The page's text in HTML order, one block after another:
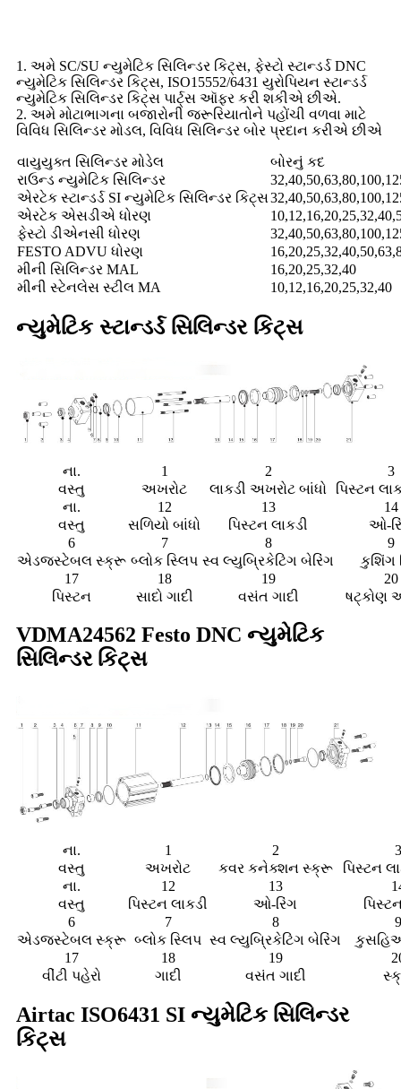
1. અમે SC/SU ન્યુમેટિક સિલિન્ડર કિટ્સ, ફેસ્ટો સ્ટાન્ડર્ડ DNC
ન્યુમેટિક સિલિન્ડર કિટ્સ, ISO15552/6431 યુરોપિયન સ્ટાન્ડર્ડ
ન્યુમેટિક સિલિન્ડર કિટ્સ પાર્ટ્સ ઑફર કરી શકીએ છીએ.
2. અમે મોટાભાગના બજારોની જરૂરિયાતોને પહોંચી વળવા માટે
વિવિધ સિલિન્ડર મોડલ, વિવિધ સિલિન્ડર બોર પ્રદાન કરીએ છીએ
વાયુયુક્ત સિલિન્ડર મોડેલ
બોરનું કદ
રાઉન્ડ ન્યુમેટિક સિલિન્ડર
એરટેક સ્ટાન્ડર્ડ SI ન્યુમેટિક સિલિન્ડર કિટ્સ
એરટેક એસડીએ ધોરણ
ફેસ્ટો ડીએનસી ધોરણ
FESTO ADVU ધોરણ
મીની સિલિન્ડર MAL
16,20,25,32,40
મીની સ્ટેનલેસ સ્ટીલ MA
10,12,16,20,25,32,40
ન્યુમેટિક સ્ટાન્ડર્ડ સિલિન્ડર કિટ્સ
ના. 1 2
3
વસ્તુ
અખરોટ લાકડી અખરોટ બાંધો
પિસ્ટન
ના.
12 13
14
વસ્તુ
સળિયો બાંધો પિસ્ટન લાકડી
ઓ-
6
7 8
9
એડજસ્ટેબલ સ્ક્રૂ બ્લોક સ્લિપ સ્વ લ્યુબ્રિકેટિંગ બેરિંગ
કુશિંગ
17
18 19
20
પિસ્ટન
સાદો ગાદી વસંત ગાદી ષટ્કોણ
VDMA24562 Festo DNC ન્યુમેટિક
સિલિન્ડર કિટ્સ
ના. 1 2
3
વસ્તુ
અખરોટ કવર કનેક્શન સ્ક્રૂ
પિસ્ટન
ના.
12 13
વસ્તુ
પિસ્ટન લાકડી ઓ-રિંગ
6
7 8
9
એડજસ્ટેબલ સ્ક્રૂ બ્લોક સ્લિપ સ્વ લ્યુબ્રિકેટિંગ બેરિંગ કુસ
17
18 19
વીંટી પહેરો
ગાદી વસંત ગાદી
Airtac ISO6431 SI ન્યુમેટિક સિલિન્ડર
કિટ્સ